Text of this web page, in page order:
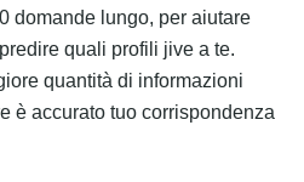
domande lungo, per aiutare
quali profili jive a te.
quantità di informazioni
è accurato tuo corrispondenza